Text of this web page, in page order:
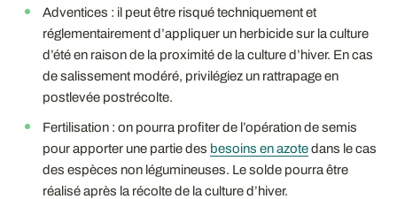
Adventices : il peut être risqué techniquement et
réglementairement d’appliquer un herbicide sur la culture
d’été en raison de la proximité de la culture d’hiver. En cas
de salissement modéré, privilégiez un rattrapage en
postlevée postrécolte.
Fertilisation : on pourra profiter de l’opération de semis
pour apporter une partie des besoins en azotedans le cas
des espèces non légumineuses. Le solde pourra être
réalisé après la récolte de la culture d’hiver.